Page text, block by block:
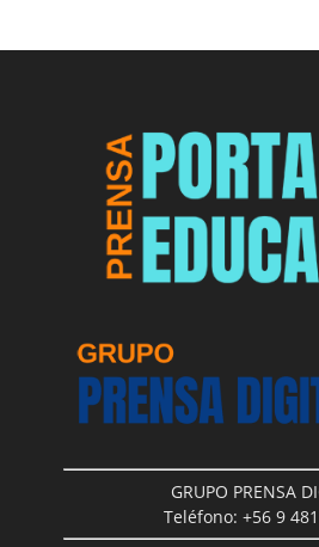
GRUPO PRENSA
Teléfono: +56 9